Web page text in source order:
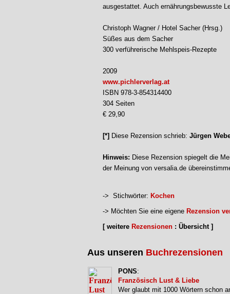
ausgestattet. Auch ernährungsbewusste
Christoph Wagner / Hotel Sacher (Hrsg.)
Süßes aus dem Sacher
300 verführerische Mehlspeis-Rezepte
2009
www.pichlerverlag.at
ISBN 978-3-854314400
304 Seiten
€ 29,90
[*] Diese Rezension schrieb: Jürgen
Hinweis: Diese Rezension spiegelt die
der Meinung von versalia.de
-> Stichwörter: Kochen
-> Möchten Sie eine eigene Rezension
[ weitere Rezensionen : Übersicht ]
Aus unseren Buchrezensionen
PONS:
Französisch Lust & Liebe
Wer glaubt mit 1000 Wörtern schon